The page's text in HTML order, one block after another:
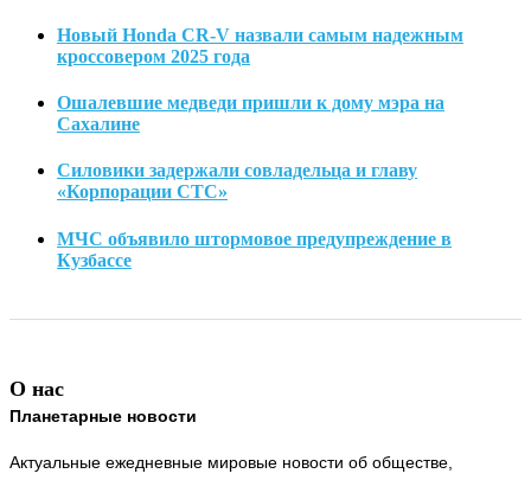
Новый Honda CR-V назвали самым надежным
кроссовером 2025 года
Ошалевшие медведи пришли к дому мэра на
Сахалине
Силовики задержали совладельца и главу
«Корпорации СТС»
МЧС объявило штормовое предупреждение в
Кузбассе
О нас
Планетарные новости
Актуальные ежедневные мировые новости об обществе,